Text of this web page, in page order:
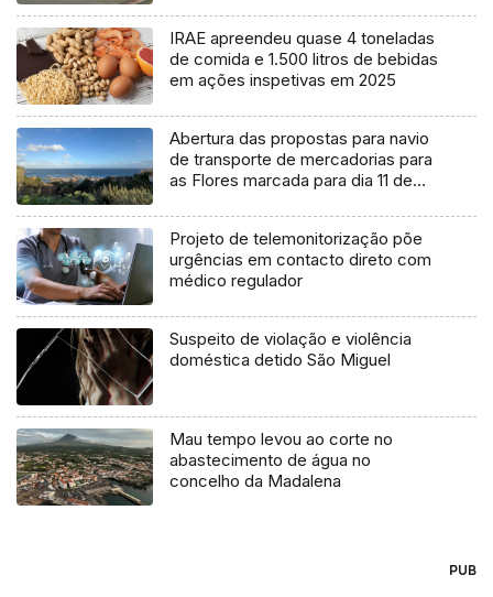
IRAE apreendeu quase 4 toneladas
de comida e 1.500 litros de bebidas
em ações inspetivas em 2025
Abertura das propostas para navio
de transporte de mercadorias para
as Flores marcada para dia 11 de
Projeto de telemonitorização põe
urgências em contacto direto com
médico regulador
Suspeito de violação e violência
doméstica detido São Miguel
Mau tempo levou ao corte no
abastecimento de água no
concelho da Madalena
PUB